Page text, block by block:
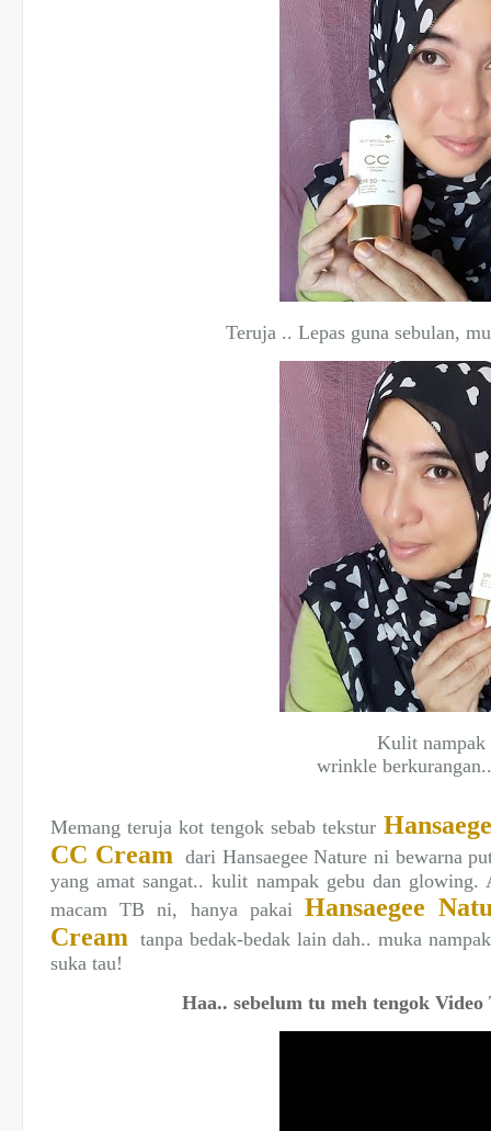
Teruja .. Lepas guna sebulan,
Kulit
wrinkle
Memang teruja kot tengok sebab tekstur
CC Creamdari Hansaegee Nature ni bewarna
yang amat sangat.. kulit nampak gebu dan
macam TB ni, hanya pakai Hansaegee
Cream tanpa bedak-bedak lain dah.. muka
suka tau!
Haa.. sebelum tu meh tengok